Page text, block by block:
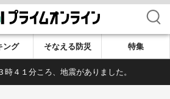
検索
ング そなえる防災 特集
４１分ころ、地震がありました。